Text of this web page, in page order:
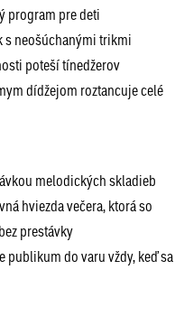
program pre deti
s neošúchanými trikmi
poteší tínedžerov
dídžejom roztancuje celé
melodických skladieb
hviezda večera, ktorá so
prestávky
publikum do varu vždy, keď sa